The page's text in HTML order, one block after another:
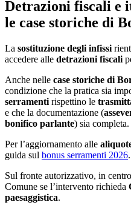
Detrazioni fiscali e
le case storiche di
La sostituzione degli infissi
accedere alle detrazioni fiscali
Anche nelle case storiche di
condizione che la pratica sia
serramenti rispettino le
e che la documentazione (
bonifico parlante) sia completa.
Per l’aggiornamento alle
guida sul bonus serramenti 2026.
Sul fronte autorizzativo, in
Comune se l’intervento richieda
paesaggistica.